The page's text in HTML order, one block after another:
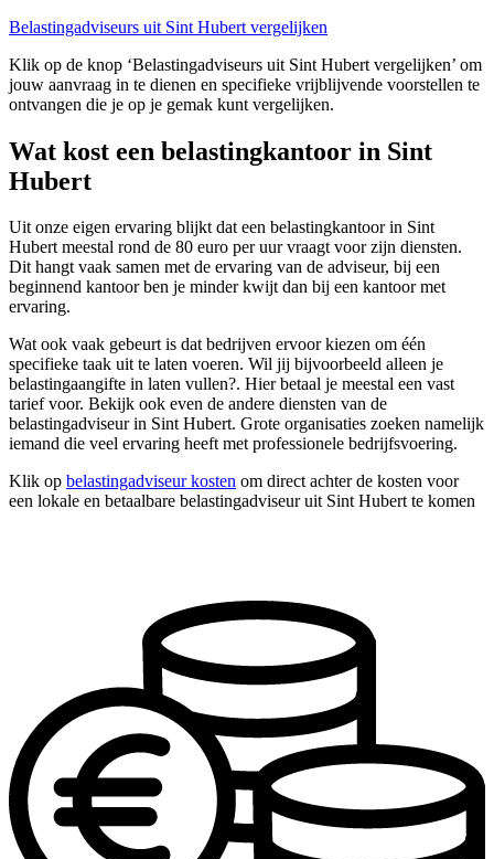
Belastingadviseurs uit Sint Hubert vergelijken
Klik op de knop ‘Belastingadviseurs uit Sint Hubert vergelijken’ om
jouw aanvraag in te dienen en specifieke vrijblijvende voorstellen te
ontvangen die je op je gemak kunt vergelijken.
Wat kost een belastingkantoor in Sint
Hubert
Uit onze eigen ervaring blijkt dat een belastingkantoor in Sint
Hubert meestal rond de 80 euro per uur vraagt voor zijn diensten.
Dit hangt vaak samen met de ervaring van de adviseur, bij een
beginnend kantoor ben je minder kwijt dan bij een kantoor met
ervaring.
Wat ook vaak gebeurt is dat bedrijven ervoor kiezen om één
specifieke taak uit te laten voeren. Wil jij bijvoorbeeld alleen je
belastingaangifte in laten vullen?. Hier betaal je meestal een vast
tarief voor. Bekijk ook even de andere diensten van de
belastingadviseur in Sint Hubert. Grote organisaties zoeken namelijk
iemand die veel ervaring heeft met professionele bedrijfsvoering.
Klik op belastingadviseur kosten om direct achter de kosten voor
een lokale en betaalbare belastingadviseur uit Sint Hubert te komen